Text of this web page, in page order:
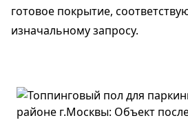
готовое покрытие,
изначальному запросу.